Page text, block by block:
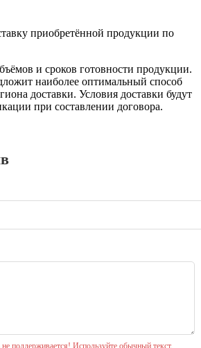
приобретённой продукции по
и сроков готовности продукции.
наиболее оптимальный способ
доставки. Условия доставки будут
при составлении договора.
поддерживается! Используйте обычный текст.